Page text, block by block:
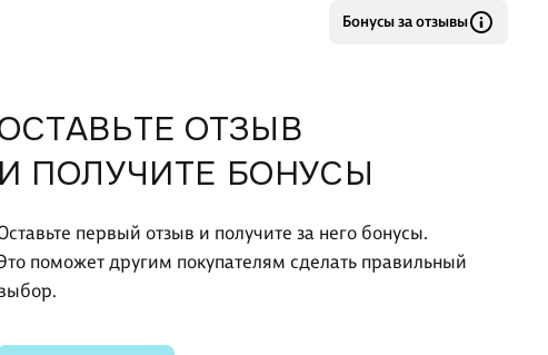
Бонусы за отзывы
ОТЗЫВ
И ПОЛУЧИТЕ БОНУСЫ
первый отзыв и получите за него бонусы.
поможет другим покупателям сделать правильный